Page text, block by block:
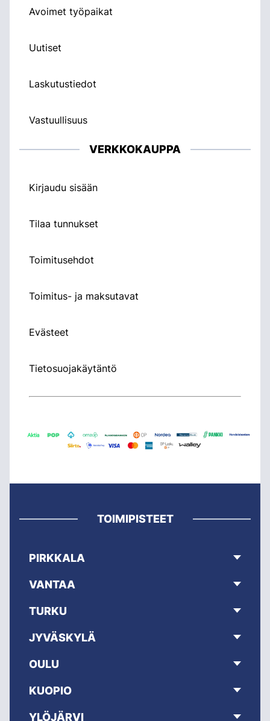
Avoimet työpaikat
Uutiset
Laskutustiedot
Vastuullisuus
VERKKOKAUPPA
Kirjaudu sisään
Tilaa tunnukset
Toimitusehdot
Toimitus- ja maksutavat
Evästeet
Tietosuojakäytäntö
TOIMIPISTEET
PIRKKALA
VANTAA
TURKU
JYVÄSKYLÄ
OULU
KUOPIO
YLÖJÄRVI